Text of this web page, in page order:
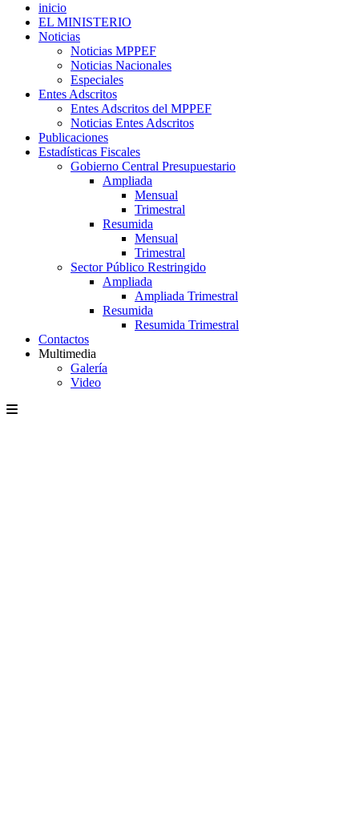
inicio
EL MINISTERIO
Noticias
Noticias MPPEF
Noticias Nacionales
Especiales
Entes Adscritos
Entes Adscritos del MPPEF
Noticias Entes Adscritos
Publicaciones
Estadísticas Fiscales
Gobierno Central Presupuestario
Ampliada
Mensual
Trimestral
Resumida
Mensual
Trimestral
Sector Público Restringido
Ampliada
Ampliada Trimestral
Resumida
Resumida Trimestral
Contactos
Multimedia
Galería
Video